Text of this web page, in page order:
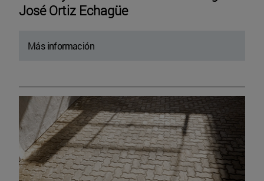
José Ortiz Echagüe
Más información